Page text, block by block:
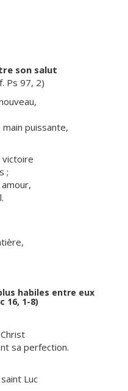
son salut
Ps 97, 2)
puissante,
victoire
;
habiles entre eux
16, 1-8)
sa perfection.
Luc